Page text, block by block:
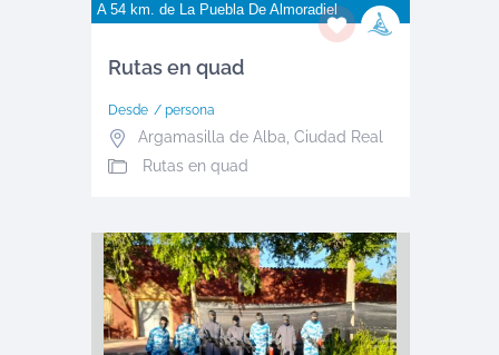
A 54 km. de La Puebla De Almoradiel
Rutas en quad
Desde / persona
Argamasilla de Alba Ciudad Real
Rutas en quad